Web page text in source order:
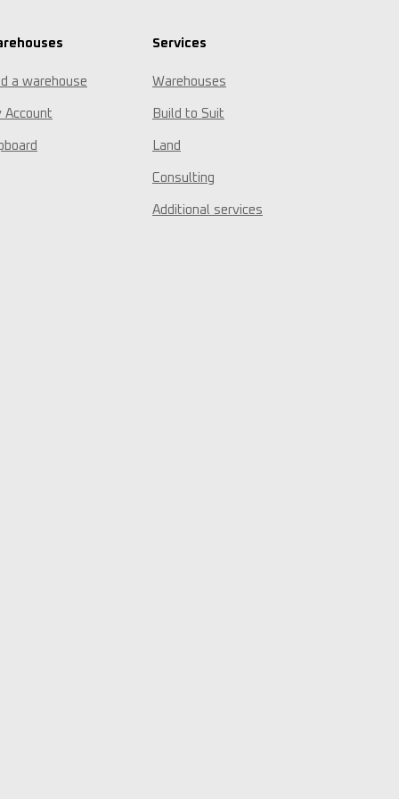
a warehouse
Account
Services
Warehouses
Build to Suit
Land
Consulting
Additional services